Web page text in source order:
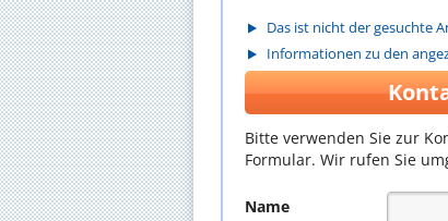
Das ist nicht der gesuchte
Informationen zu den
Bitte verwenden Sie zur
Formular. Wir rufen Sie
Name